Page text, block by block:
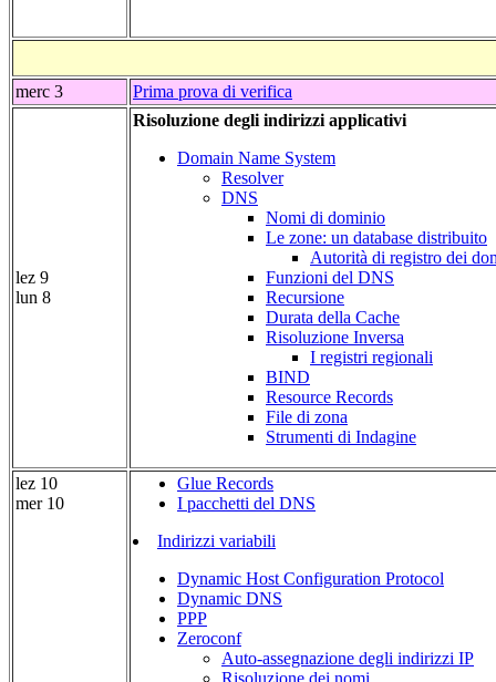
merc 3 Prima prova di verifica
lez 9
lun 8
Risoluzione degli indirizzi applicativi
Domain Name System
Resolver
DNS
Nomi di dominio
Le zone: un database distribuito
Autorità di registro dei
Funzioni del DNS
Recursione
Durata della Cache
Risoluzione Inversa
I registri regionali
BIND
Resource Records
File di zona
Strumenti di Indagine
lez 10
mer 10
Glue Records
I pacchetti del DNS
Indirizzi variabili
Dynamic Host Configuration Protocol
Dynamic DNS
PPP
Zeroconf
Auto-assegnazione degli indirizzi IP